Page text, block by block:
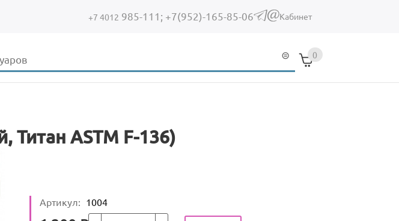
+7 4012 985-111; +7(952)-165-85-06 (link sends e-mail)
Кабинет
0
ASTM F-136)
Артикул: 1004